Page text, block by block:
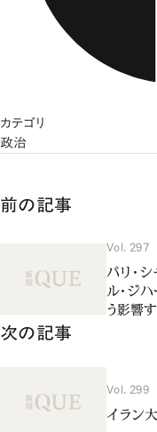
カテゴリ
政治
前の記事
Vol. 297
パリ・
ル・ジ
う影響
次の記事
Vol. 299
イラン